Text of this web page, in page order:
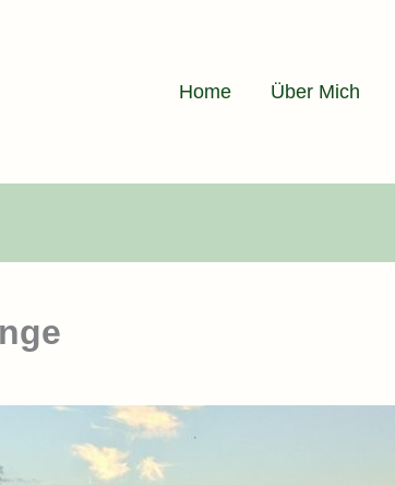
Home Über Mich